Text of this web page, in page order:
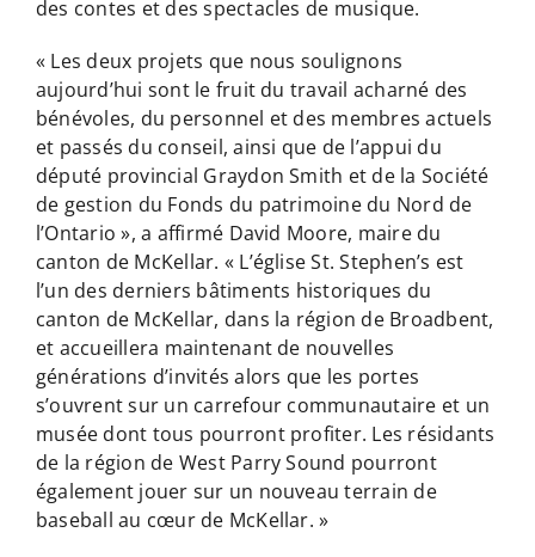
des contes et des spectacles de musique.
« Les deux projets que nous soulignons
aujourd’hui sont le fruit du travail acharné des
bénévoles, du personnel et des membres actuels
et passés du conseil, ainsi que de l’appui du
député provincial Graydon Smith et de la Société
de gestion du Fonds du patrimoine du Nord de
l’Ontario », a affirmé David Moore, maire du
canton de McKellar. « L’église St. Stephen’s est
l’un des derniers bâtiments historiques du
canton de McKellar, dans la région de Broadbent,
et accueillera maintenant de nouvelles
générations d’invités alors que les portes
s’ouvrent sur un carrefour communautaire et un
musée dont tous pourront profiter. Les résidants
de la région de West Parry Sound pourront
également jouer sur un nouveau terrain de
baseball au cœur de McKellar. »